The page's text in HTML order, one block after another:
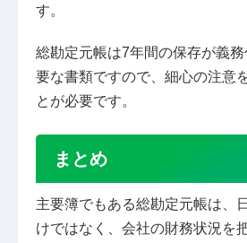
す。
総勘定元帳は7年間の保存が義
要な書類ですので、細心の注意
とが必要です。
まとめ
主要簿でもある総勘定元帳は、
けではなく、会社の財務状況を